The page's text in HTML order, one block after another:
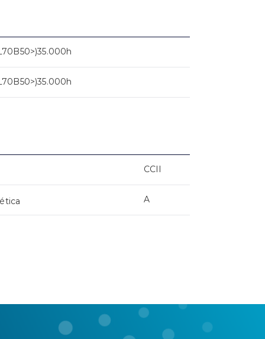
CCII
A